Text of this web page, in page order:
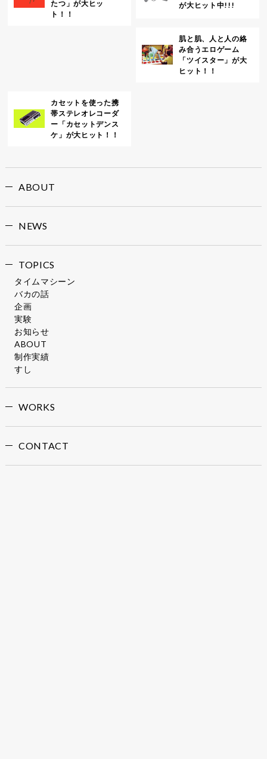
たつ」が大ヒッ
ト！！
が大ヒット中!!!
肌と肌、人と人の絡
み合うエロゲーム
「ツイスター」が大
ヒット！！
カセットを使った携
帯ステレオレコーダ
ー「カセットデンス
ケ」が大ヒット！！
ABOUT
NEWS
TOPICS
タイムマシーン
バカの話
企画
実験
お知らせ
ABOUT
制作実績
すし
WORKS
CONTACT